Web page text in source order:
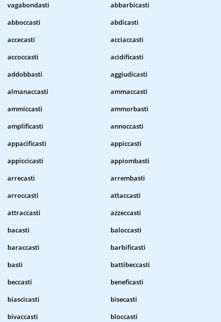
vagabondasti
abbarbicasti
abboccasti
abdicasti
accecasti
acciaccasti
accoccasti
acidificasti
addobbasti
aggiudicasti
almanaccasti
ammaccasti
ammiccasti
ammorbasti
amplificasti
annoccasti
appacificasti
appiccasti
appiccicasti
appiombasti
arrecasti
arrembasti
arroccasti
attaccasti
attraccasti
azzeccasti
bacasti
baloccasti
baraccasti
barbificasti
basti
battibeccasti
beccasti
beneficasti
biascicasti
bisecasti
bivaccasti
bloccasti